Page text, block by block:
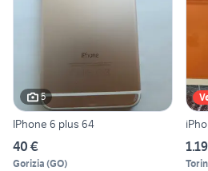
5
IPhone 6 plus 64
40 €
Gorizia (GO)